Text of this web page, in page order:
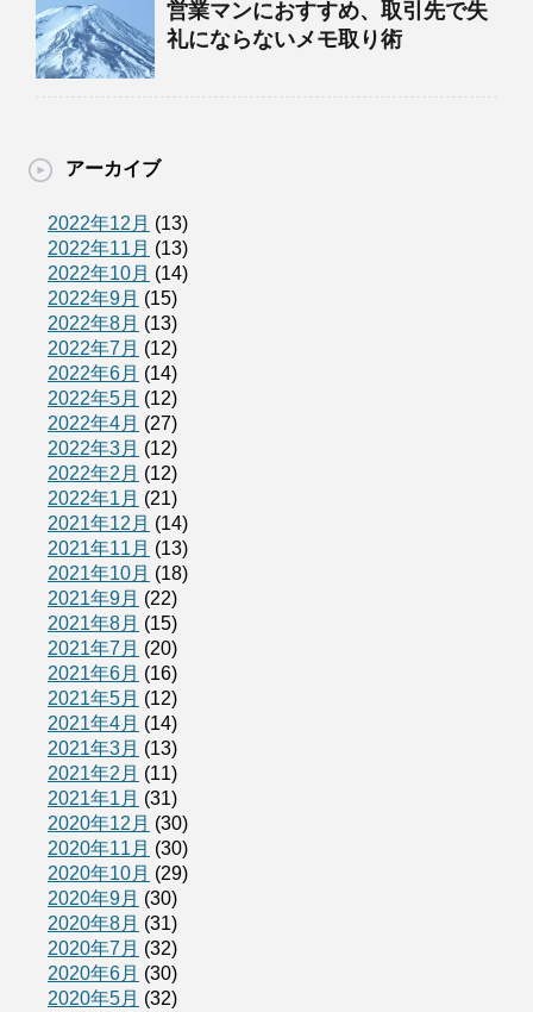
営業マンにおすすめ、取引先で失
礼にならないメモ取り術
アーカイブ
2022年12月 (13)
2022年11月 (13)
2022年10月 (14)
2022年9月 (15)
2022年8月 (13)
2022年7月 (12)
2022年6月 (14)
2022年5月 (12)
2022年4月 (27)
2022年3月 (12)
2022年2月 (12)
2022年1月 (21)
2021年12月 (14)
2021年11月 (13)
2021年10月 (18)
2021年9月 (22)
2021年8月 (15)
2021年7月 (20)
2021年6月 (16)
2021年5月 (12)
2021年4月 (14)
2021年3月 (13)
2021年2月 (11)
2021年1月 (31)
2020年12月 (30)
2020年11月 (30)
2020年10月 (29)
2020年9月 (30)
2020年8月 (31)
2020年7月 (32)
2020年6月 (30)
2020年5月 (32)